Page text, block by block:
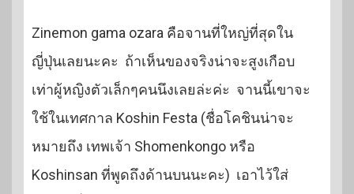
Zinemon gama ozara คือจานที่ใหญ่ที่สุดใน
ญี่ปุ่นเลยนะคะ ถ้าเห็นของจริงน่าจะสูงเกือบ
เท่าผู้หญิงตัวเล็กๆคนนึงเลยล่ะค่ะ จานนี้เขาจะ
ใช้ในเทศกาล Koshin Festa (ชื่อโคชินน่าจะ
หมายถึง เทพเจ้า Shomenkongo หรือ
Koshinsan ที่พูดถึงด้านบนนะคะ) เอาไว้ใส่